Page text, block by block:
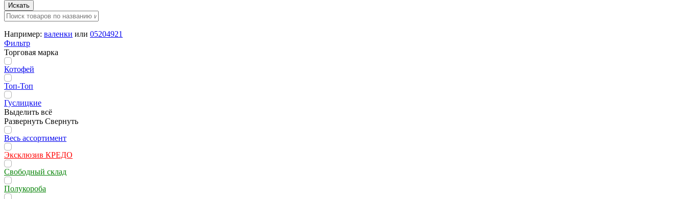
Искать
Например: валенки или 05204921
Фильтр
Торговая марка
Котофей
Топ-Топ
Гуслицкие
Выделить всё
Развернуть Свернуть
Весь ассортимент
Эксклюзив КРЕДО
Свободный склад
Полукороба